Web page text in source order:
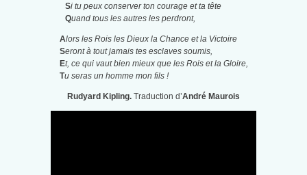
Si tu peux conserver ton courage et ta tête
Quand tous les autres les perdront,
Alors les Rois les Dieux la Chance et la Victoire
Seront à tout jamais tes esclaves soumis,
Et, ce qui vaut bien mieux que les Rois et la Gloire,
Tu seras un homme mon fils !
Rudyard Kipling. Traduction d’André Maurois